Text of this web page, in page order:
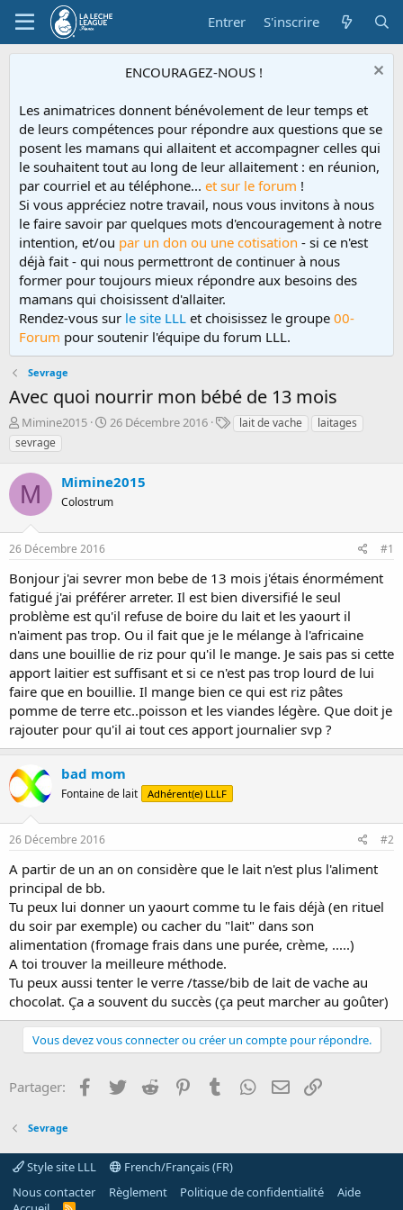
Entrer S'inscrire
ENCOURAGEZ-NOUS !
Les animatrices donnent bénévolement de leur temps et
de leurs compétences pour répondre aux questions que se
posent les mamans qui allaitent et accompagner celles qui
le souhaitent tout au long de leur allaitement : en réunion,
par courriel et au téléphone... et sur le forum !
Si vous appréciez notre travail, nous vous invitons à nous
le faire savoir par quelques mots d'encouragement à notre
intention, et/ou par un don ou une cotisation - si ce n'est
déjà fait - qui nous permettront de continuer à nous
former pour toujours mieux répondre aux besoins des
mamans qui choisissent d'allaiter.
Rendez-vous sur le site LLL et choisissez le groupe 00-
Forum pour soutenir l'équipe du forum LLL.
Sevrage
Avec quoi nourrir mon bébé de 13 mois
D
é
m
a
r
r
é
e
p
r
Mimine2015
D
d
e
é
t
26 Décembre 2016
Tlait de vache
laitages
sevrage
M Mimine2015
Colostrum
26 Décembre 2016 #1
Bonjour j'ai sevrer mon bebe de 13 mois j'étais énormément
fatigué j'ai préférer arreter. Il est bien diversifié le seul
problème est qu'il refuse de boire du lait et les yaourt il
n'aiment pas trop. Ou il fait que je le mélange à l'africaine
dans une bouillie de riz pour qu'il le mange. Je sais pas si cette
apport laitier est suffisant et si ce n'est pas trop lourd de lui
faire que en bouillie. Il mange bien ce qui est riz pâtes
pomme de terre etc..poisson et les viandes légère. Que doit je
rajouter pour qu'il ai tout ces apport journalier svp ?
bad mom
Fontaine de lait Adhérent(e) LLLF
26 Décembre 2016 #2
A partir de un an on considère que le lait n'est plus l'aliment
principal de bb.
Tu peux lui donner un yaourt comme tu le fais déjà (en rituel
du soir par exemple) ou cacher du "lait" dans son
alimentation (fromage frais dans une purée, crème, .....)
A toi trouver la meilleure méthode.
Tu peux aussi tenter le verre /tasse/bib de lait de vache au
chocolat. Ça a souvent du succès (ça peut marcher au goûter)
Vous devez vous connecter ou créer un compte pour répondre.
Partager: Facebook
Twitter Reddit PinterestTumblr WhatsApp
E-mail
Sevrage
Style site LLL
French/Français (FR)
Nous contacter
Règlement Politique de confidentialité
Aide
R